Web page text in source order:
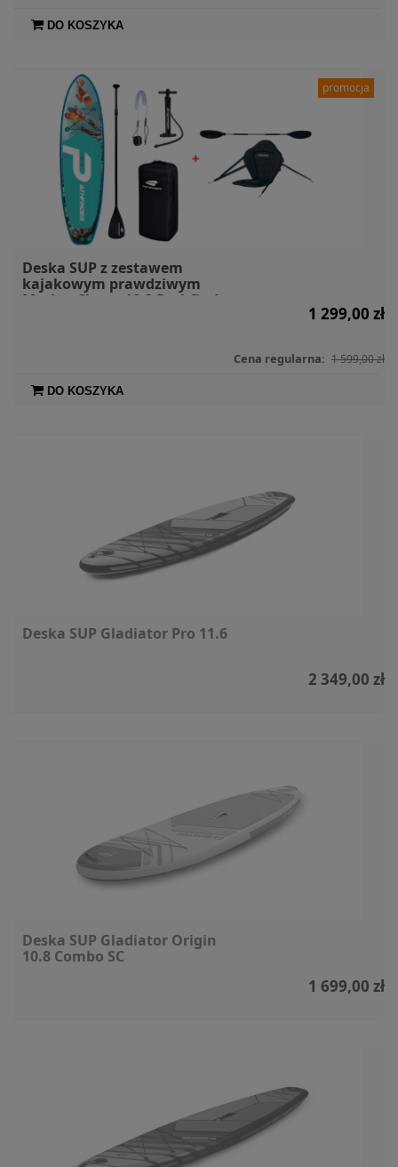
DO KOSZYKA
Deska SUP z zestawem
kajakowym prawdziwym
Marine Clown 10.2 Pathfinder +
1 299,00 zł
Cena regularna: 1 599,00 zł
DO KOSZYKA
promocja
Deska SUP Gladiator Pro 11.6
2 349,00 zł
Deska SUP Gladiator Origin
10.8 Combo SC
1 699,00 zł